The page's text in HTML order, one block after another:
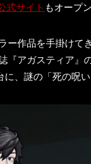
式サイト もオープ
ー作品を手掛けて
『アガスティア』
、謎の「死の呪